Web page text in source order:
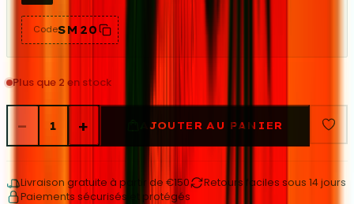
CodeSM20
Plus que 2 en stock
− 1 + AJOUTER AU PANIER
Livraison gratuite à partir de €150
Retours faciles sous 14 jours
Paiements sécurisés et protégés